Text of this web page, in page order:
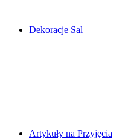
Dekoracje Sal
Artykuły na Przyjęcia